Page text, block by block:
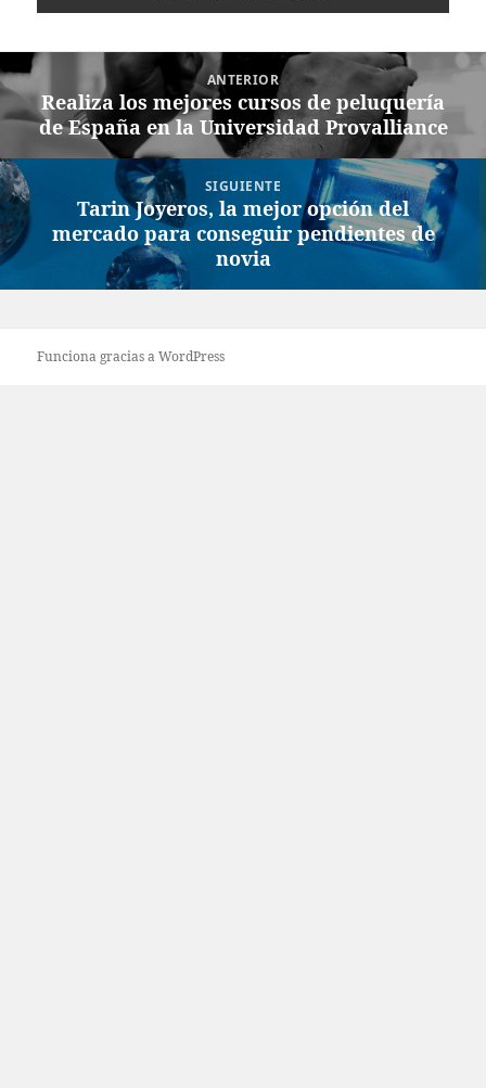
Navegación
de
entradas
ANTERIOR
Entrada
anterior:
Realiza los mejores cursos de peluquería
de España en la Universidad Provalliance
SIGUIENTE
Entrada
siguiente:
Tarin Joyeros, la mejor opción del
mercado para conseguir pendientes de
novia
Funciona gracias a WordPress